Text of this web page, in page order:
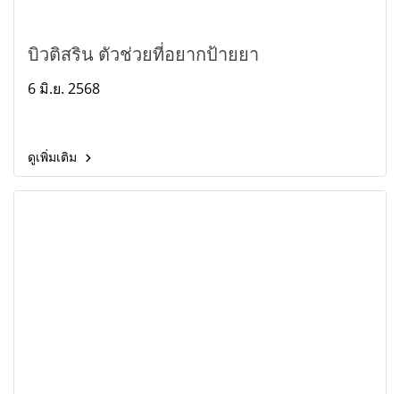
บิวติสริน ตัวช่วยที่อยากป้ายยา
6 มิ.ย. 2568
ดูเพิ่มเติม